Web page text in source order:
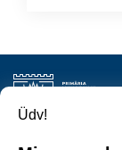
Üdv!